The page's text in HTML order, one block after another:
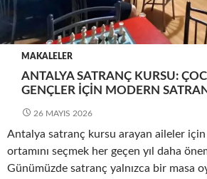
MAKALELER
ANTALYA SATRANÇ KURSU:
GENÇLER İÇIN MODERN
26 MAYIS 2026
Antalya satranç kursu arayan aileler
ortamını seçmek her geçen yıl daha
Günümüzde satranç yalnızca bir masa